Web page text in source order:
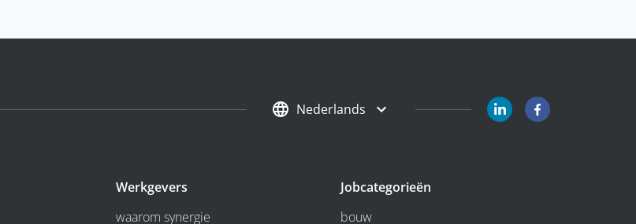
Nederlands
Werkgevers
waarom synergie
Jobcategorieën
bouw